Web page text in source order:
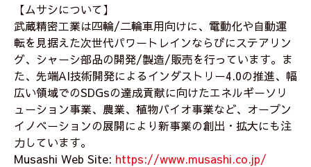
【ムサシについて】
武蔵精密工業は四輪/二輪車用向けに、電動化や自動運
転を見据えた次世代パワートレインならびにステアリン
グ、シャーシ部品の開発/製造/販売を行っています。ま
た、先端AI技術開発によるインダストリー4.0の推進、幅
広い領域でのSDGsの達成貢献に向けたエネルギーソリ
ューション事業、農業、植物バイオ事業など、オープン
イノベーションの展開により新事業の創出・拡大にも注
力しています。
Musashi Web Site: https://www.musashi.co.jp/